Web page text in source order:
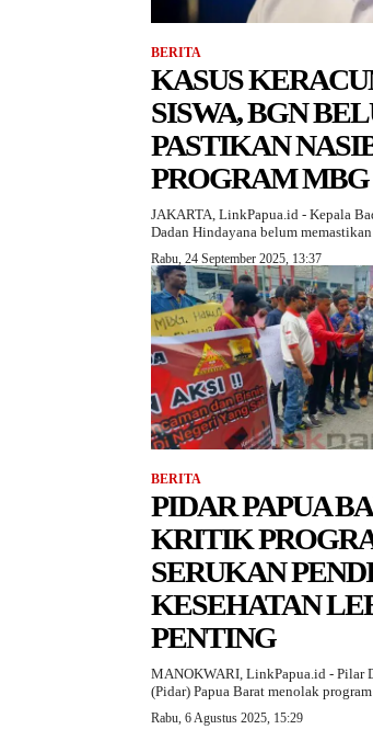
BERITA
KASUS
SISWA, BGN
PASTIKAN
PROGRAM MBG
JAKARTA, LinkPapua.id - Kepala
Dadan Hindayana belum memastikan
Rabu, 24 September 2025, 13:37
BERITA
PIDAR PAPUA
KRITIK
SERUKAN
KESEHATAN
PENTING
MANOKWARI, LinkPapua.id - Pilar
(Pidar) Papua Barat menolak
Rabu, 6 Agustus 2025, 15:29